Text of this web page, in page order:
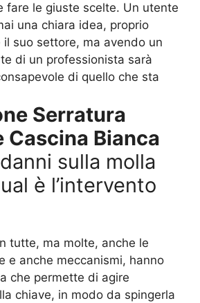
fare le giuste scelte. Un utente
una chiara idea, proprio
il suo settore, ma avendo un
di un professionista sarà
di quello che sta
Serratura
Cascina Bianca
sulla molla
è l’intervento
tutte, ma molte, anche le
e anche meccanismi, hanno
che permette di agire
chiave, in modo da spingerla